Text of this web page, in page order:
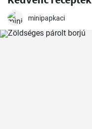
minipapkaci